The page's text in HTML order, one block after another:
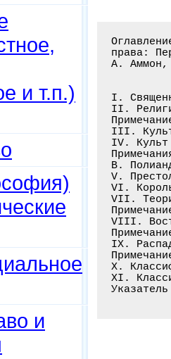
и т.п.)
и
права:
А.
I.
II.
III.
IV.
В.
V.
VI.
VII.
VIII.
IX.
Х.
XI.